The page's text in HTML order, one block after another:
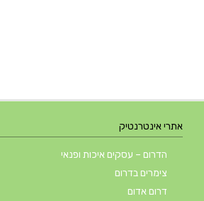
אתרי אינטרנטיק
הדרום – עסקים איכות ופנאי
צימרים בדרום
דרום אדום